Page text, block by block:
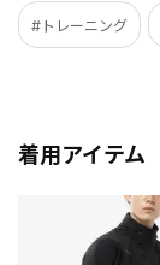
#トレーニング
着用アイテム